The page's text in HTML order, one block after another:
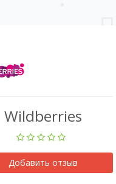
Wildberries
Добавить отзыв